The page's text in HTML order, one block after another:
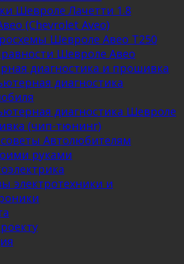
Шевроле Лачетти 1.8
(Chevrolet Aveo)
Шевроле Авео Т250
Шевроле Авео
диагностика и прошивка
диагностика
диагностика Шевроле
(чип-тюнинг)
Автолюбителям
руками
электротехники и